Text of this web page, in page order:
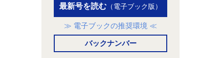
最新号を読む （電子ブック版）
≫ 電子ブックの推奨環境 ≪
バックナンバー